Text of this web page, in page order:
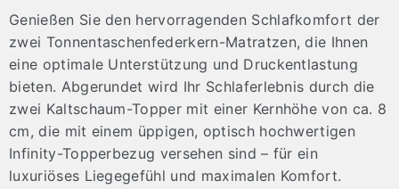
Genießen Sie den hervorragenden Schlafkomfort der
zwei Tonnentaschenfederkern-Matratzen, die Ihnen
eine optimale Unterstützung und Druckentlastung
bieten. Abgerundet wird Ihr Schlaferlebnis durch die
zwei Kaltschaum-Topper mit einer Kernhöhe von ca. 8
cm, die mit einem üppigen, optisch hochwertigen
Infinity-Topperbezug versehen sind – für ein
luxuriöses Liegegefühl und maximalen Komfort.